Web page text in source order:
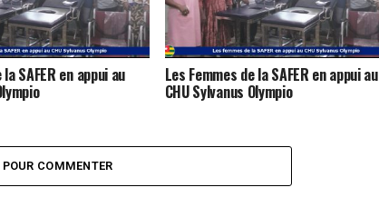
SAFER en appui au Les Femmes de la SAFER en appui au
CHU Sylvanus Olympio
COMMENTER